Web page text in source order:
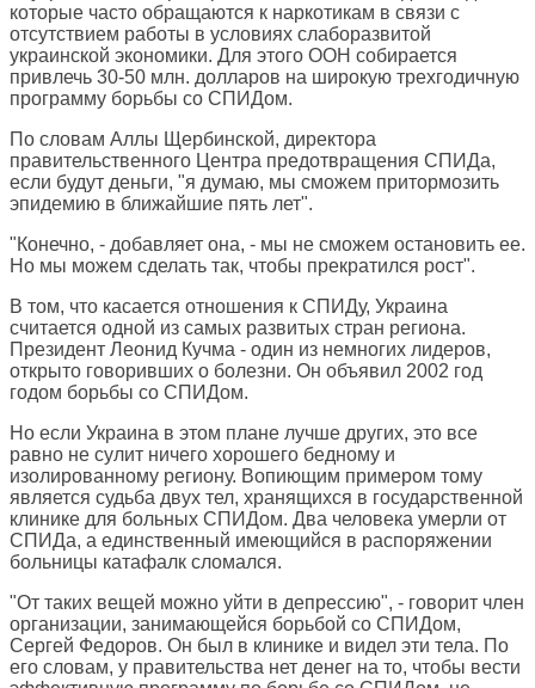
которые часто обращаются к наркотикам в связи с
отсутствием работы в условиях слаборазвитой
украинской экономики. Для этого ООН собирается
привлечь 30-50 млн. долларов на широкую трехгодичную
программу борьбы со СПИДом.
По словам Аллы Щербинской, директора
правительственного Центра предотвращения СПИДа,
если будут деньги, "я думаю, мы сможем притормозить
эпидемию в ближайшие пять лет".
"Конечно, - добавляет она, - мы не сможем остановить ее.
Но мы можем сделать так, чтобы прекратился рост".
В том, что касается отношения к СПИДу, Украина
считается одной из самых развитых стран региона.
Президент Леонид Кучма - один из немногих лидеров,
открыто говоривших о болезни. Он объявил 2002 год
годом борьбы со СПИДом.
Но если Украина в этом плане лучше других, это все
равно не сулит ничего хорошего бедному и
изолированному региону. Вопиющим примером тому
является судьба двух тел, хранящихся в государственной
клинике для больных СПИДом. Два человека умерли от
СПИДа, а единственный имеющийся в распоряжении
больницы катафалк сломался.
"От таких вещей можно уйти в депрессию", - говорит член
организации, занимающейся борьбой со СПИДом,
Сергей Федоров. Он был в клинике и видел эти тела. По
его словам, у правительства нет денег на то, чтобы вести